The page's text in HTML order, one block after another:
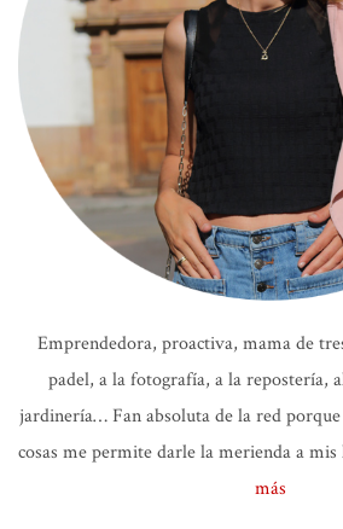
Emprendedora, proactiva, mama de
padel, a la fotografía, a la repostería,
jardinería… Fan absoluta de la red
cosas me permite darle la merienda a
más